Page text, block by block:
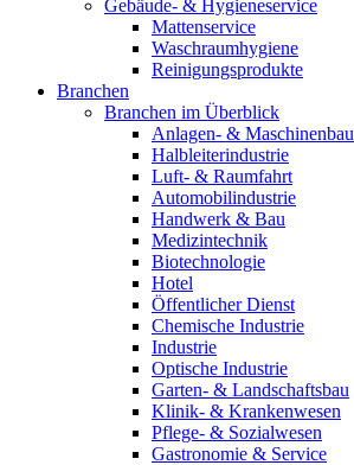
Gebäude- & Hygieneservice
Mattenservice
Waschraumhygiene
Reinigungsprodukte
Branchen
Branchen im Überblick
Anlagen- & Maschinenbau
Halbleiterindustrie
Luft- & Raumfahrt
Automobilindustrie
Handwerk & Bau
Medizintechnik
Biotechnologie
Hotel
Öffentlicher Dienst
Chemische Industrie
Industrie
Optische Industrie
Garten- & Landschaftsbau
Klinik- & Krankenwesen
Pflege- & Sozialwesen
Gastronomie & Service